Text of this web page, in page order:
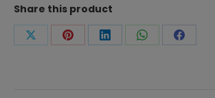
Share this product
CondividiCondividiCondividiCondividi